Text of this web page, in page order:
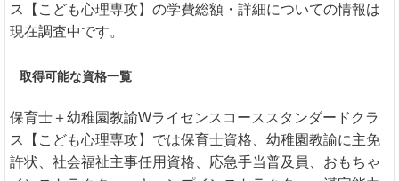
ス【こども心理専攻】の学費総額・詳細についての情報は
現在調査中です。
取得可能な資格一覧
保育士＋幼稚園教諭Wライセンスコーススタンダードクラ
ス【こども心理専攻】では保育士資格、幼稚園教諭に主免
許状、社会福祉主事任用資格、応急手当普及員、おもちゃ